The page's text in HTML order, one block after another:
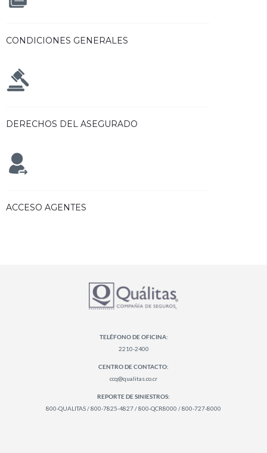
CONDICIONES GENERALES
DERECHOS DEL ASEGURADO
ACCESO AGENTES
TELÉFONO DE OFICINA:
2210-2400
CENTRO DE CONTACTO:
ccq@qualitas.co.cr
REPORTE DE SINIESTROS:
800-QUALITAS / 800-7825-4827 / 800-QCR8000 / 800-727-8000